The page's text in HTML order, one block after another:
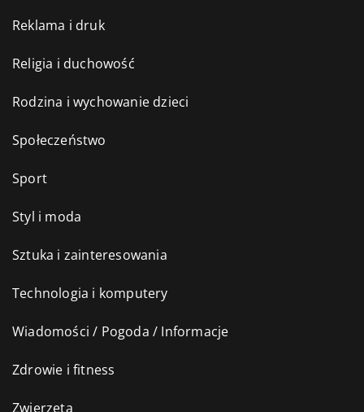
Reklama i druk
Religia i duchowość
Rodzina i wychowanie dzieci
Społeczeństwo
Sport
Styl i moda
Sztuka i zainteresowania
Technologia i komputery
Wiadomości / Pogoda / Informacje
Zdrowie i fitness
Zwierzęta